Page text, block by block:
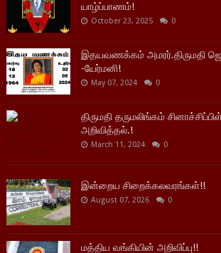
யாழ்ப்பாணம்!
October 23, 2025 0
இதயவணக்கம் அமரர்.திருமதி
-யேர்மனி!
May 07, 2024 0
திருமதி தருமலிங்கம்
அறிவித்தல்.!
March 11, 2024 0
இன்றைய சிறைக்கலவரங்கள்!!
August 07, 2026 0
மத்திய வங்கியின் அறிவிப்பு!!